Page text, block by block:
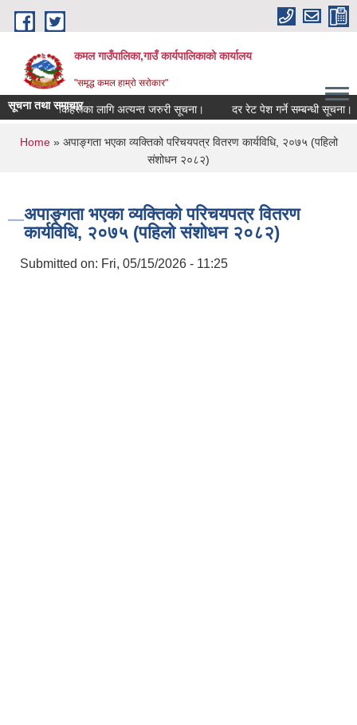
Skip to main content
कमल गाउँपालिका,गाउँ कार्यपालिकाको कार्यालय
"समृद्ध कमल हाम्रो सरोकार"
सूचना तथा समाचार
सम्बन्धी कृषकहरूका लागि अत्यन्त जरुरी सूचना। दर रेट पेश गर्ने सम्बन्धी सूचना।
You are here
Home» अपाङ्गता भएका व्यक्तिको परिचयपत्र वितरण कार्यविधि, २०७५ (पहिलो
संशोधन २०८२)
अपाङ्गता भएका व्यक्तिको परिचयपत्र वितरण
कार्यविधि, २०७५ (पहिलो संशोधन २०८२)
Submitted on: Fri, 05/15/2026 - 11:25